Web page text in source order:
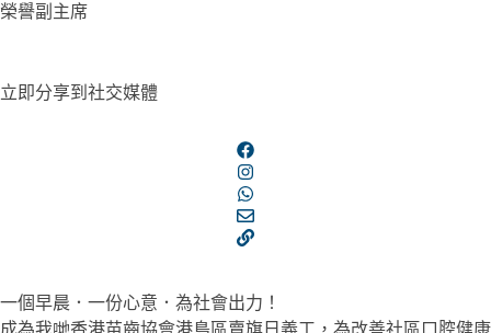
榮譽副主席
立即分享到社交媒體
一個早晨．一份心意．為社會出力！